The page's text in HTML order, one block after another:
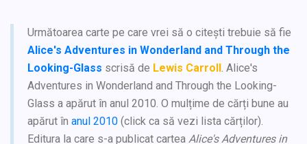
Următoarea carte pe care vrei să o citești trebuie să fie
Alice's Adventures in Wonderland and Through the
Looking-Glass scrisă de Lewis Carroll. Alice's
Adventures in Wonderland and Through the Looking-
Glass a apărut în anul 2010. O mulțime de cărți bune au
apărut în anul 2010 (click ca să vezi lista cărților).
Editura la care s-a publicat cartea Alice's Adventures in